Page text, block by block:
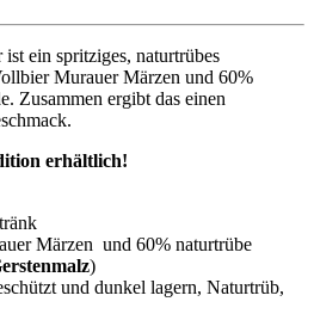
ein spritziges, naturtrübes
Murauer Märzen und 60%
Zusammen ergibt das einen
erhältlich!
Märzen und 60% naturtrübe
)
und dunkel lagern, Naturtrüb,